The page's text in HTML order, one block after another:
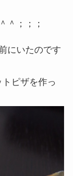
＾；；；
にいたのです
ピザを作っ